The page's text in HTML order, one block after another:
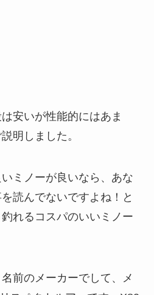
安いが性能的にはあま
明しました。
ミノーが良いなら、あな
読んでないですよね！と
れるコスパのいいミノー
前のメーカーでして、メ